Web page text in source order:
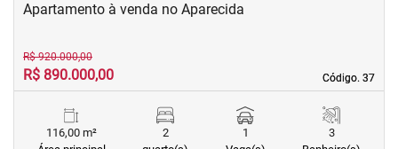
Código. 37
Código. 37
Apartamento à venda no Aparecida
R$ 920.000,00
R$ 890.000,00
116,00 m²
2
1
3